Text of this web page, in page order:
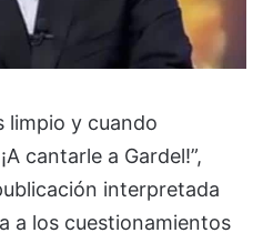
limpio y cuando
cantarle a Gardel!”,
interpretada
a los cuestionamientos